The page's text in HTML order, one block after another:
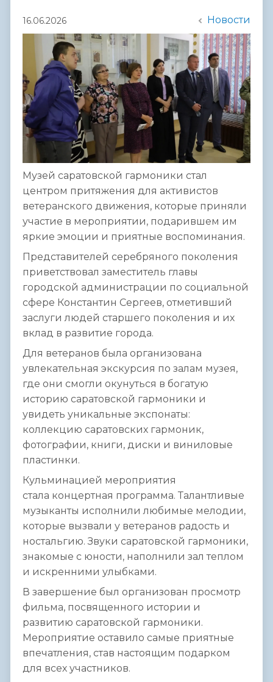
16.06.2026 Новости
Музей саратовской гармоники стал
центром притяжения для активистов
ветеранского движения, которые приняли
участие в мероприятии, подарившем им
яркие эмоции и приятные воспоминания.
Представителей серебряного поколения
приветствовал заместитель главы
городской администрации по социальной
сфере Константин Сергеев, отметивший
заслуги людей старшего поколения и их
вклад в развитие города.
Для ветеранов была организована
увлекательная экскурсия по залам музея,
где они смогли окунуться в богатую
историю саратовской гармоники и
увидеть уникальные экспонаты:
коллекцию саратовских гармоник,
фотографии, книги, диски и виниловые
пластинки.
Кульминацией мероприятия
стала концертная программа. Талантливые
музыканты исполнили любимые мелодии,
которые вызвали у ветеранов радость и
ностальгию. Звуки саратовской гармоники,
знакомые с юности, наполнили зал теплом
и искренними улыбками.
В завершение был организован просмотр
фильма, посвященного истории и
развитию саратовской гармоники.
Мероприятие оставило самые приятные
впечатления, став настоящим подарком
для всех участников.